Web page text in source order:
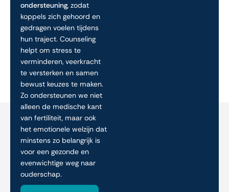
ondersteuning, zodat
koppels zich gehoord en
gedragen voelen tijdens
hun traject. Counseling
helpt om stress te
verminderen, veerkracht
te versterken en samen
bewust keuzes te maken.
Zo ondersteunen we niet
alleen de medische kant
van fertiliteit, maar ook
het emotionele welzijn dat
minstens zo belangrijk is
voor een gezonde en
evenwichtige weg naar
ouderschap.